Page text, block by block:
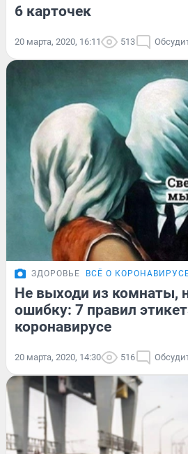
6 карточек
20 марта, 2020, 16:11 513
ЗДОРОВЬЕ ВСЁ О
Не выходи из комнаты,
ошибку: 7 правил
коронавирусе
20 марта, 2020, 14:30 516